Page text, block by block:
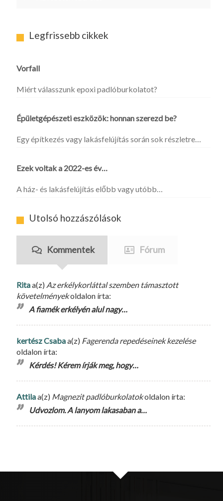
Legfrissebb cikkek
Vorfall
Miért válasszunk epoxi padlóburkolatot?
Épületgépészeti eszközök: honnan szerezd be?
Egy építkezés vagy lakásfelújítás során sok részletre…
Ezek voltak a 2022-es év…
A ház- és lakásfelújítás előbb vagy utóbb…
Utolsó hozzászólások
Kommentek Fórum
Ritaa(z) Az erkélykorláttal szemben támasztott
követelményekoldalon írta:
A fiamék erkélyén alul nagy…
kertész Csabaa(z) Fagerenda repedéseinek kezelése
oldalon írta:
Kérdés! Kérem írják meg, hogy…
Attilaa(z) Magnezit padlóburkolatokoldalon írta:
Udvozlom. A lanyom lakasaban a…